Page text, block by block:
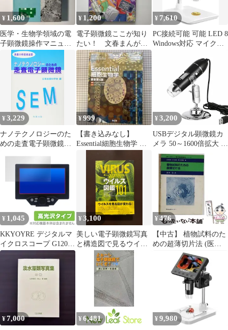
¥ 1,600
医学・生物学領域の電
子顕微鏡操作マニュア
ル 水平敏知
¥ 1,200
電子顕微鏡ここが知り
たい！ 文春まんが読
みとくシリーズ10【匿
名配送】
¥ 7,610
PC接続可能 可能 LED 8
Windows対応 マイクロ
USB顕微鏡 電子 充電式
USB 50-1000倍 肌チェ
ック/回路基板修理/生物
観察/細かい部品チェッ
ク実験に コイン顕微鏡
4.3 顕微鏡 -白い デジタ
ル CIMELR
¥3,229
ナノテクノロジーのた
めの走査電子顕微鏡
¥999
【書き込みなし】
Essential細胞生物学 原
¥ 3,200
USBデジタル顕微鏡カ
メラ 50～1600倍拡大 ス
マホPC対応 ポータブル
電子顕微鏡 HDカメラ
付き LED搭載 Android
互換 作業観察用
¥ 1,045
KKYOYRE デジタルマ
イクロスコープ G1200
保護 フィルム OverLay
Brilliant for 電子顕微鏡
液晶保護 指紋がつきに
¥3,100
美しい電子顕微鏡写真
と構造図で見るウイル
ス図鑑101 | マリリン J.
ルーシンク, 北川 玲
¥ 476
【中古】 植物試料のた
めの超薄切片法 (医学･
生物学のための電子顕
微鏡実験法 5) / 遠山益 /
学会出版センター
¥7,000 ¥ 6,481 ¥ 9,980